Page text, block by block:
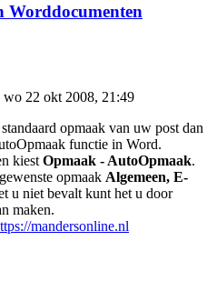
Worddocumenten
wo 22 okt 2008, 21:49
opmaak van uw post dan
functie in Word.
kiest Opmaak - AutoOpmaak.
opmaak Algemeen, E-
u niet bevalt kunt het u door
maken.
mandersonline.nl